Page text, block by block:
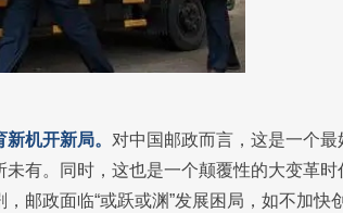
机开新局。 对中国邮政而言，这是一个最
有。同时，这也是一个颠覆性的大变革时
邮政面临“或跃或渊”发展困局，如不加快